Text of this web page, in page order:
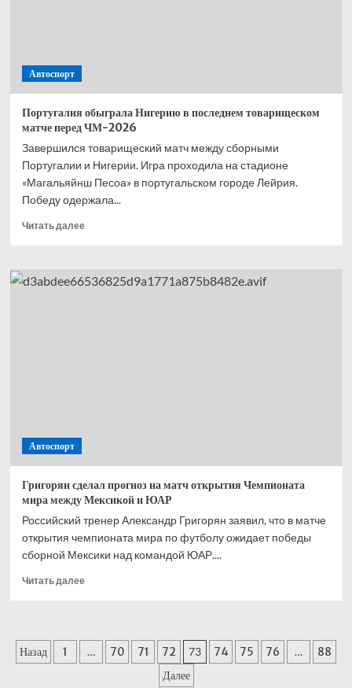
увлечениях
Автоспорт
Португалия обыграла Нигерию в последнем товарищеском
матче перед ЧМ-2026
Завершился товарищеский матч между сборными
Португалии и Нигерии. Игра проходила на стадионе
«Магальяйнш Песоа» в португальском городе Лейрия.
Победу одержала...
Читать далееПрочитать
обыграла
Автоспорт
Григорян сделал прогноз на матч открытия Чемпионата
мира между Мексикой и ЮАР
Российский тренер Александр Григорян заявил, что в матче
открытия чемпионата мира по футболу ожидает победы
сборной Мексики над командой ЮАР....
Читать далееПрочитать
сделал
прогноз
Пагинация
Назад 1 … 70 71 72 73 74 75 76 …
88
Далее